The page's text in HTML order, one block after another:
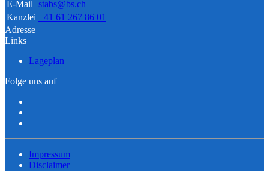
E-Mail stabs@bs.ch
Kanzlei +41 61 267 86 01
Adresse
Links
Lageplan
Folge uns auf
Impressum
Disclaimer